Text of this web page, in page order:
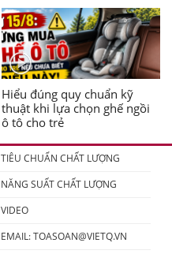
Hiểu đúng quy chuẩn kỹ
thuật khi lựa chọn ghế ngồi
ô tô cho trẻ
TIÊU CHUẨN CHẤT LƯỢNG
NĂNG SUẤT CHẤT LƯỢNG
VIDEO
EMAIL:TOASOAN@VIETQ.VN